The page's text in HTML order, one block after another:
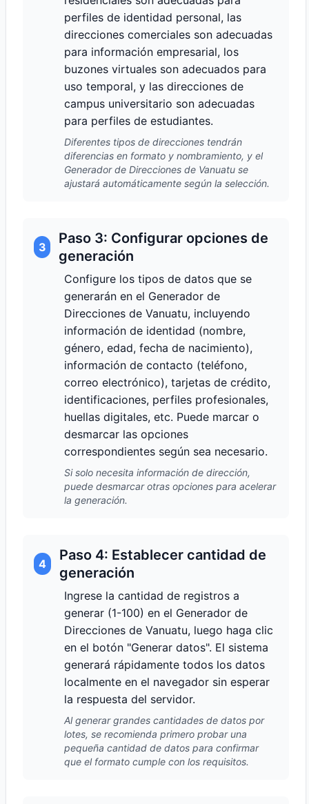
perfiles de identidad personal, las
direcciones comerciales son adecuadas
para información empresarial, los
buzones virtuales son adecuados para
uso temporal, y las direcciones de
campus universitario son adecuadas
para perfiles de estudiantes.
Diferentes tipos de direcciones tendrán
diferencias en formato y nombramiento, y el
Generador de Direcciones de Vanuatu se
ajustará automáticamente según la selección.
3
Paso 3: Configurar opciones de
generación
Configure los tipos de datos que se
generarán en el Generador de
Direcciones de Vanuatu, incluyendo
información de identidad (nombre,
género, edad, fecha de nacimiento),
información de contacto (teléfono,
correo electrónico), tarjetas de crédito,
identificaciones, perfiles profesionales,
huellas digitales, etc. Puede marcar o
desmarcar las opciones
correspondientes según sea necesario.
Si solo necesita información de dirección,
puede desmarcar otras opciones para acelerar
la generación.
4
Paso 4: Establecer cantidad de
generación
Ingrese la cantidad de registros a
generar (1-100) en el Generador de
Direcciones de Vanuatu, luego haga clic
en el botón "Generar datos". El sistema
generará rápidamente todos los datos
localmente en el navegador sin esperar
la respuesta del servidor.
Al generar grandes cantidades de datos por
lotes, se recomienda primero probar una
pequeña cantidad de datos para confirmar
que el formato cumple con los requisitos.